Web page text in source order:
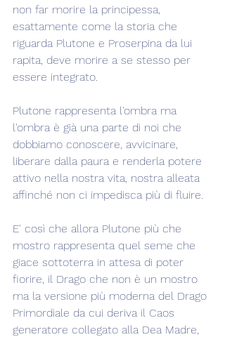
non far morire la principessa,
esattamente come la storia che
riguarda Plutone e Proserpina da lui
rapita, deve morire a se stesso per
essere integrato.
Plutone rappresenta l'ombra ma
l'ombra è già una parte di noi che
dobbiamo conoscere, avvicinare,
liberare dalla paura e renderla potere
attivo nella nostra vita, nostra alleata
affinché non ci impedisca più di fluire.
E' così che allora Plutone più che
mostro rappresenta quel seme che
giace sottoterra in attesa di poter
fiorire, il Drago che non è un mostro
ma la versione più moderna del Drago
Primordiale da cui deriva il Caos
generatore collegato alla Dea Madre,